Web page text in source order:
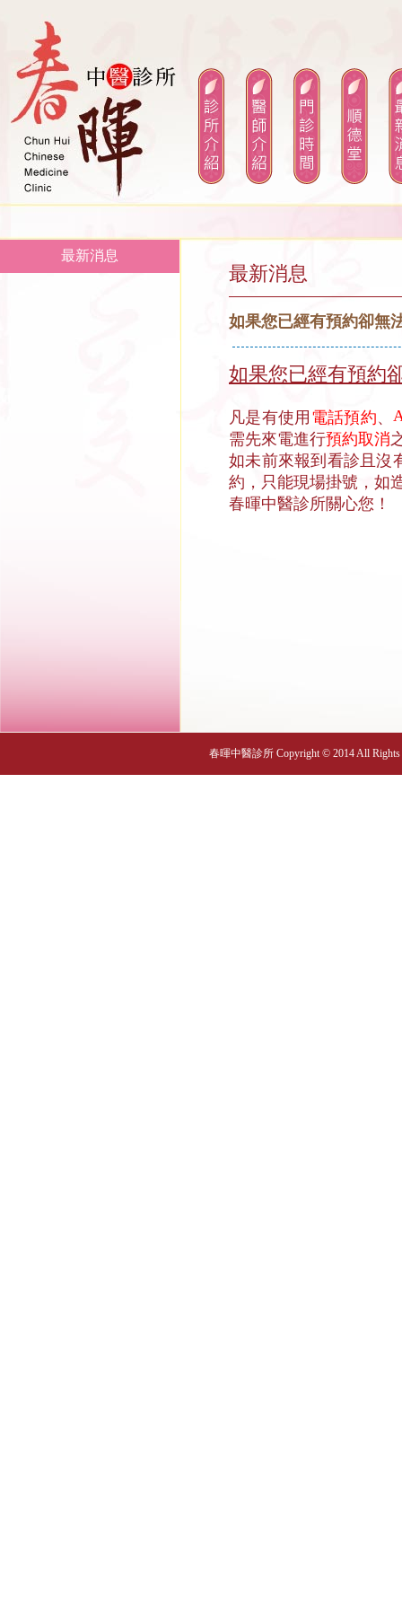
最新消息
最新消息
如果您已經有預約卻無
如果您已經有預約
凡是有使用 電話預約、
需先來電進行預約取消
如未前來報到看診且沒
約，只能現場掛號，如
春暉中醫診所關心您！
春暉中醫診所 Copyright © 2014 All Rights